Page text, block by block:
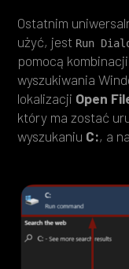
Ostatnim
użyć, jest Run
pomocą
wyszukiwania
lokalizacji Open
który ma zostać
wyszukaniu C:, a